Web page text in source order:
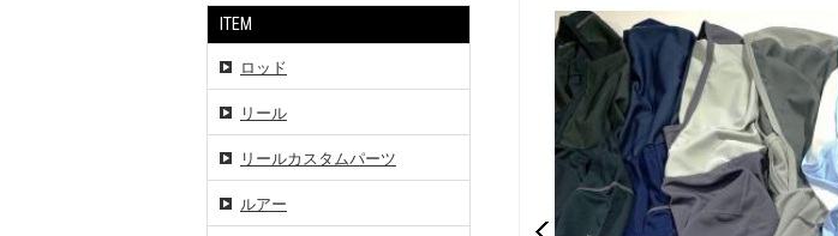
ITEM
ロッド
リール
リールカスタムパーツ
ルアー